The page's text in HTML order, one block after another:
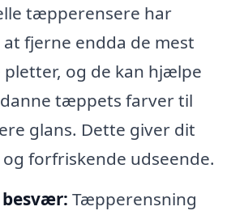
tæpperensere har
fjerne endda de mest
og de kan hjælpe
tæppets farver til
glans. Dette giver dit
forfriskende udseende.
besvær: Tæpperensning